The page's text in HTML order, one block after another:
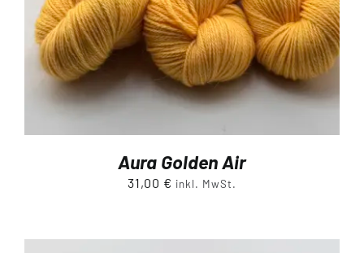
Aura Golden Air
31,00 € inkl. MwSt.